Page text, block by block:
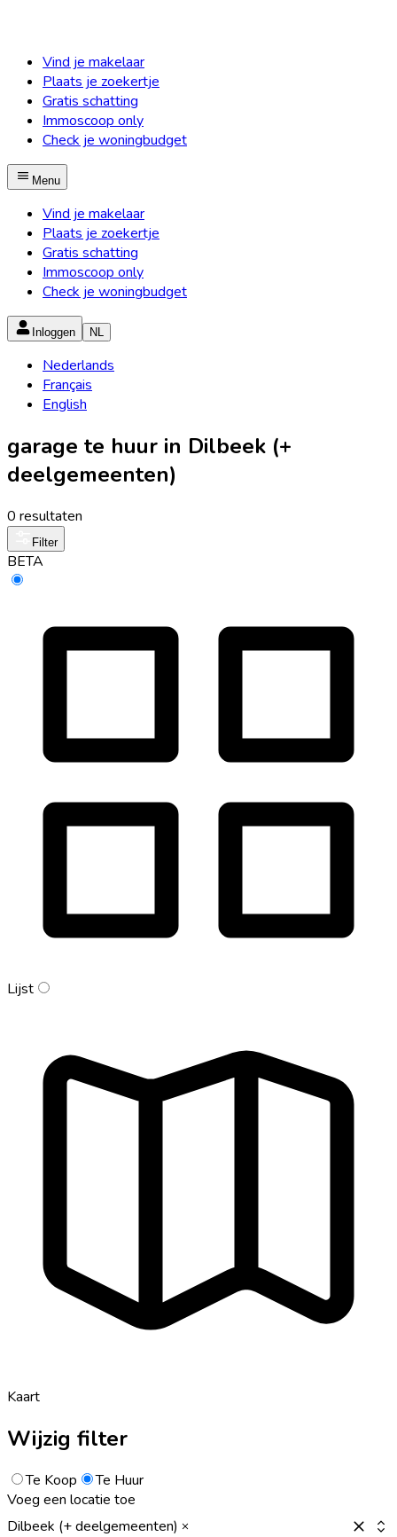
Vind je makelaar
Plaats je zoekertje
Gratis schatting
Immoscoop only
Check je woningbudget
Menu
Vind je makelaar
Plaats je zoekertje
Gratis schatting
Immoscoop only
Check je woningbudget
Inloggen NL
Nederlands
Français
English
garage te huur in Dilbeek (+
deelgemeenten)
0 resultaten
Filter
BETA
Lijst
Kaart
Wijzig filter
Te Koop
Te Huur
Voeg een locatie toe
Dilbeek (+ deelgemeenten)